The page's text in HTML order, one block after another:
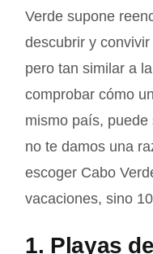
Verde supone
descubrir y
pero tan similar a
comprobar cómo
mismo país,
no te damos una
escoger Cabo
vacaciones, sino
1. Playas